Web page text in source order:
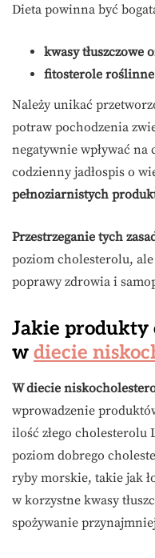
Dieta powinna być
kwasy tłuszczowe
fitosterole roślinne
Należy unikać
potraw pochodzenia
negatywnie wpływać
codzienny jadłospis o
pełnoziarnistych
Przestrzeganie tych
poziom cholesterolu,
poprawy zdrowia i
Jakie produkty
w diecie
W diecie
wprowadzenie
ilość złego cholesterolu
poziom dobrego
ryby morskie, takie jak
w korzystne kwasy
spożywanie